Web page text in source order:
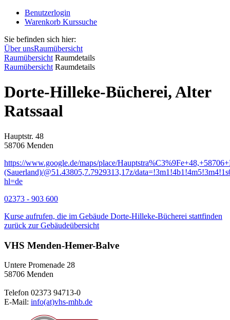
Benutzerlogin
Warenkorb Kurssuche
Sie befinden sich hier:
Über unsRaumübersicht
Raumübersicht Raumdetails
Raumübersicht Raumdetails
Dorte-Hilleke-Bücherei, Alter
Ratssaal
Hauptstr. 48
58706 Menden
https://www.google.de/maps/place/
(Sauerland)/@51.43805,7.7929313,17z/
hl=de
02373 - 903 600
Kurse aufrufen, die im Gebäude Dorte-Hilleke-Bücherei stattfinden
zurück zur Gebäudeübersicht
VHS Menden-Hemer-Balve
Untere Promenade 28
58706 Menden
Telefon 02373 94713-0
E-Mail: info(at)vhs-mhb.de